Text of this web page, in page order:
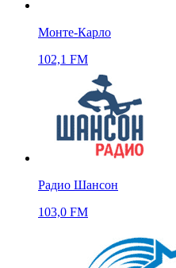
Монте-Карло
102,1 FM
Радио Шансон
103,0 FM